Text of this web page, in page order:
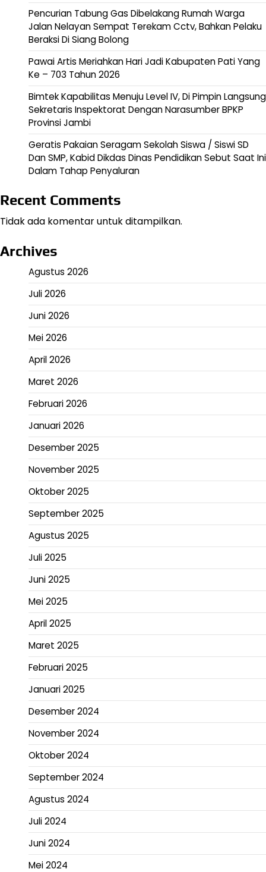
Pencurian Tabung Gas Dibelakang Rumah Warga
Jalan Nelayan Sempat Terekam Cctv, Bahkan Pelaku
Beraksi Di Siang Bolong
Pawai Artis Meriahkan Hari Jadi Kabupaten Pati Yang
Ke – 703 Tahun 2026
Bimtek Kapabilitas Menuju Level IV, Di Pimpin Langsung
Sekretaris Inspektorat Dengan Narasumber BPKP
Provinsi Jambi
Geratis Pakaian Seragam Sekolah Siswa / Siswi SD
Dan SMP, Kabid Dikdas Dinas Pendidikan Sebut Saat Ini
Dalam Tahap Penyaluran
Recent Comments
Tidak ada komentar untuk ditampilkan.
Archives
Agustus 2026
Juli 2026
Juni 2026
Mei 2026
April 2026
Maret 2026
Februari 2026
Januari 2026
Desember 2025
November 2025
Oktober 2025
September 2025
Agustus 2025
Juli 2025
Juni 2025
Mei 2025
April 2025
Maret 2025
Februari 2025
Januari 2025
Desember 2024
November 2024
Oktober 2024
September 2024
Agustus 2024
Juli 2024
Juni 2024
Mei 2024